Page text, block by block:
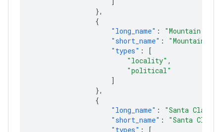
},
{
"long_name" :
"Mountain
"short_name" :
"Mountain
"types" :
[
"locality" ,
"political"
]
},
{
"long_name" :
"Santa Clara
"short_name" :
"Santa Clara
"types" :
[